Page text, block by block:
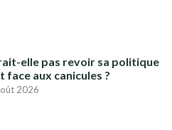
elle pas revoir sa politique
face aux canicules ?
2026